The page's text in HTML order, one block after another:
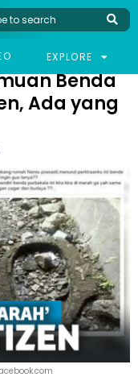
EXPLORE
'BERSEJARAH' VERSI
Benda
Ada yang